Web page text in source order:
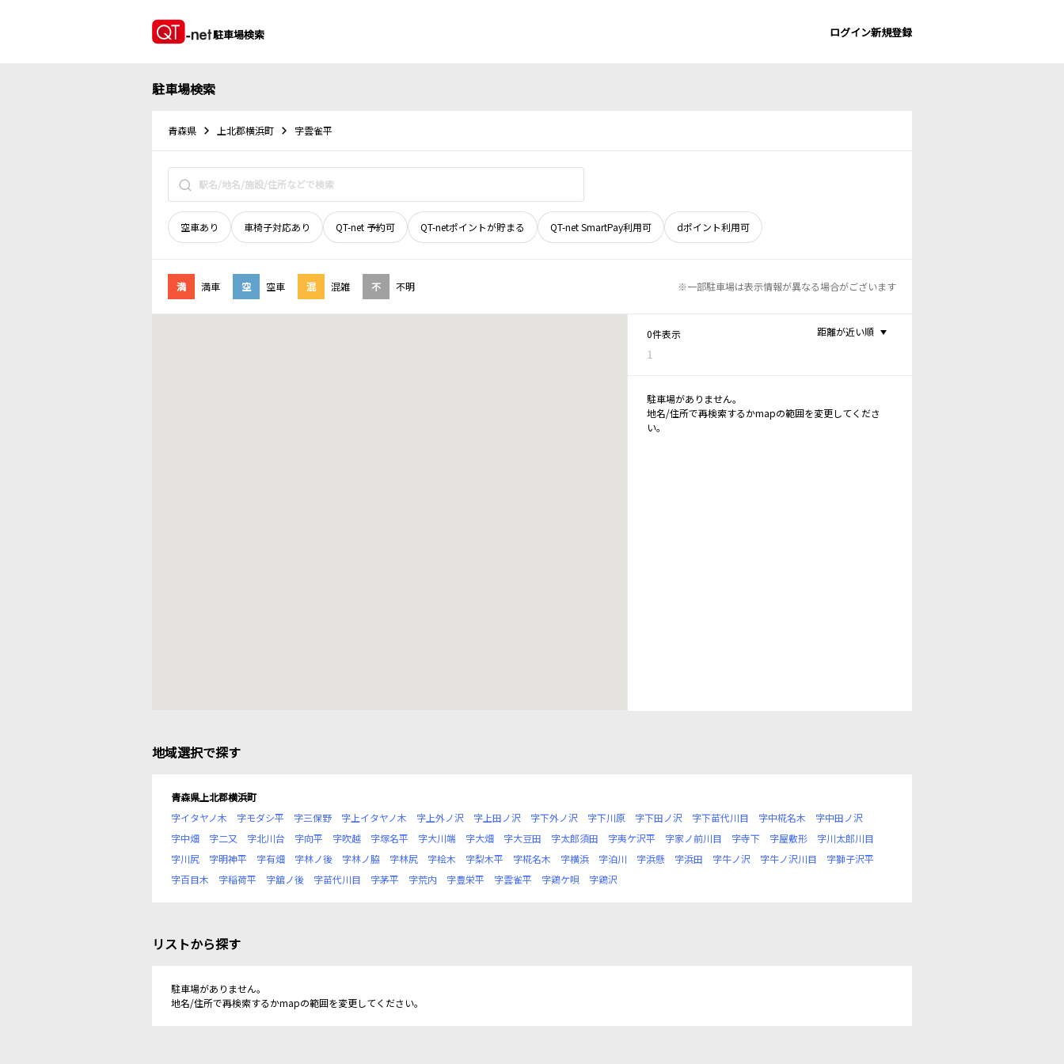
駐車場検索 ログイン新規登録
駐車場検索
青森県 上北郡横浜町 字雲雀平
空車あり 車椅子対応あり QT-net 予約可 QT-netポイントが貯まる QT-net SmartPay利用可 dポイント利用可
満 満車 空 空車 混 混雑 不 不明 ※一部駐車場は表示情報が異なる場合がございます
0件表示
1
距離が近い順
駐車場がありません。
地名/住所で再検索するかmapの範囲を変更してくださ
い。
地域選択で探す
青森県上北郡横浜町
字イタヤノ木
字モダシ平 字三保野 字上イタヤノ木 字上外ノ沢 字上田ノ沢 字下外ノ沢 字下川原 字下田ノ沢 字下苗代川目 字中椛名木
字中田ノ沢
字中畑
字二又 字北川台 字向平 字吹越 字塚名平 字大川端 字大畑 字大豆田 字太郎須田 字夷ケ沢平 字家ノ前川目 字寺下 字屋敷形
字川太郎川目
字川尻
字明神平 字有畑 字林ノ後 字林ノ脇 字林尻 字桧木 字梨木平 字椛名木 字横浜 字泊川 字浜懸 字浜田 字牛ノ沢 字牛ノ沢川目
字獅子沢平
字百目木
字稲荷平 字舘ノ後 字苗代川目 字茅平 字荒内 字豊栄平 字雲雀平 字鶏ケ唄 字鶏沢
リストから探す
駐車場がありません。
地名/住所で再検索するかmapの範囲を変更してください。